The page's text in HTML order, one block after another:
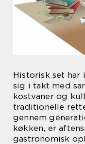
Historisk set
sig i takt med
kostvaner og
traditionelle
gennem
køkken, er
gastronomisk